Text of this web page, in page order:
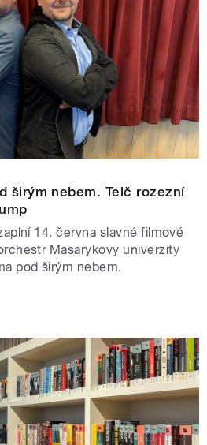
širým nebem. Telč rozezní
14. června slavné filmové
Masarykovy univerzity
pod širým nebem.